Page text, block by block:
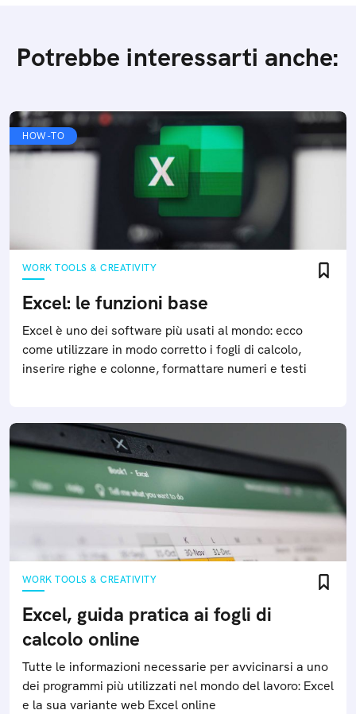
Potrebbe interessarti anche:
HOW-TO
WORK TOOLS & CREATIVITY
Excel: le funzioni base
Excel è uno dei software più usati al mondo: ecco
come utilizzare in modo corretto i fogli di calcolo,
inserire righe e colonne, formattare numeri e testi
WORK TOOLS & CREATIVITY
Excel, guida pratica ai fogli di
calcolo online
Tutte le informazioni necessarie per avvicinarsi a uno
dei programmi più utilizzati nel mondo del lavoro: Excel
e la sua variante web Excel online